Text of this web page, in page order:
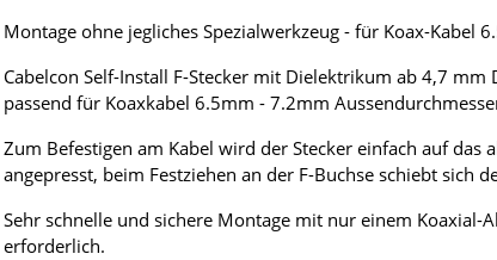
Montage ohne jegliches Spezialwerkzeug - für Koax-
Cabelcon Self-Install F-Stecker mit Dielektrikum ab 4,7
passend für Koaxkabel 6.5mm - 7.2mm
Zum Befestigen am Kabel wird der Stecker einfach auf das
angepresst, beim Festziehen an der F-Buchse schiebt sich
Sehr schnelle und sichere Montage mit nur einem Koaxial-
erforderlich.